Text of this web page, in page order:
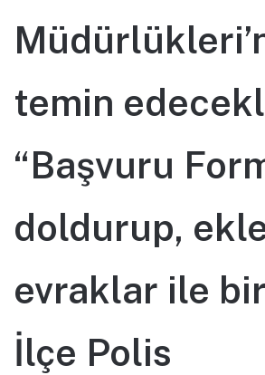
temin
“Başvuru
doldurup,
evraklar ile
İlçe Polis